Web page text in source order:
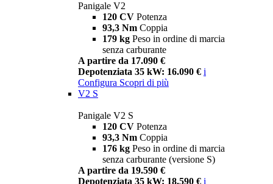
Panigale V2
120 CV Potenza
93,3 Nm Coppia
179 kg Peso in ordine di marcia
senza carburante
A partire da 17.090 €
Depotenziata 35 kW: 16.090 € i
Configura Scopri di più
V2 S
Panigale V2 S
120 CV Potenza
93,3 Nm Coppia
176 kg Peso in ordine di marcia
senza carburante (versione S)
A partire da 19.590 €
Depotenziata 35 kW: 18.590 € i